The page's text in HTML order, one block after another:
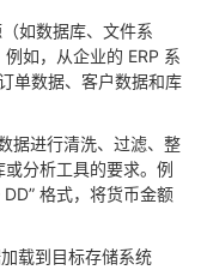
如数据库、文件系
如，从企业的 ERP 系
单数据、客户数据和库
据进行清洗、过滤、整
分析工具的要求。例
格式，将货币金额
载到目标存储系统